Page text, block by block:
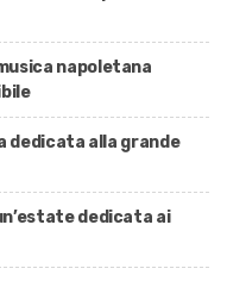
napoletana
dedicata alla grande
dedicata ai